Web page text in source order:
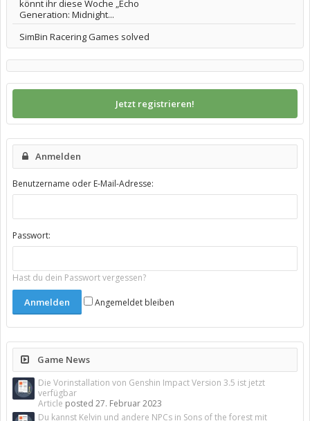
könnt ihr diese Woche „Echo
Generation: Midnight...
SimBin Racering Games solved
Jetzt registrieren!
Anmelden
Benutzername oder E-Mail-Adresse:
Passwort:
Hast du dein Passwort vergessen?
Angemeldet bleiben
Game News
Die Vorinstallation von Genshin Impact Version 3.5 ist jetzt
verfügbar
Article posted 27. Februar 2023
Du kannst Kelvin und andere NPCs in Sons of the forest mit